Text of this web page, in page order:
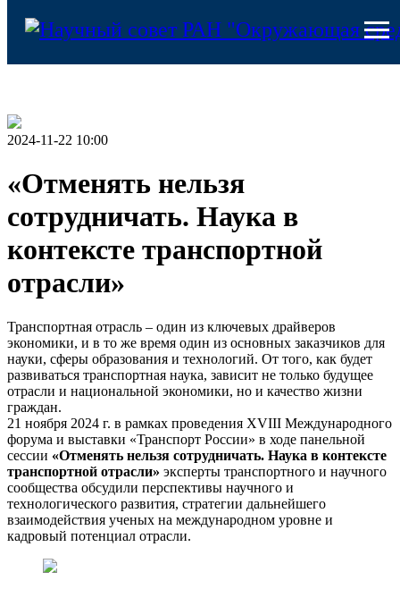
2024-11-22 10:00
«Отменять нельзя
сотрудничать. Наука в
контексте транспортной
отрасли»
Транспортная отрасль – один из ключевых драйверов
экономики, и в то же время один из основных заказчиков для
науки, сферы образования и технологий. От того, как будет
развиваться транспортная наука, зависит не только будущее
отрасли и национальной экономики, но и качество жизни
граждан.
21 ноября 2024 г. в рамках проведения XVIII Международного
форума и выставки «Транспорт России» в ходе панельной
сессии «Отменять нельзя сотрудничать. Наука в контексте
транспортной отрасли» эксперты транспортного и научного
сообщества обсудили перспективы научного и
технологического развития, стратегии дальнейшего
взаимодействия ученых на международном уровне и
кадровый потенциал отрасли.